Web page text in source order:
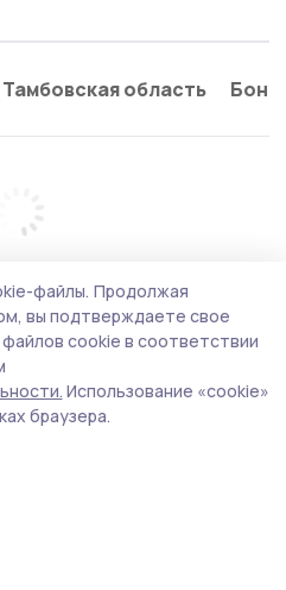
Тамбовская область
файлы. Продолжая
вы подтверждаете свое
cookie в соответствии
Использование «cookie»
браузера.